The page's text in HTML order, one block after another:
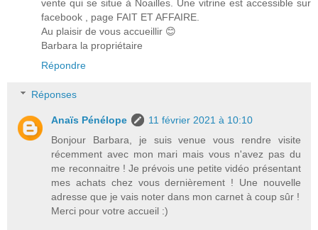
vente qui se situe à Noailles. Une vitrine est accessible sur
facebook , page FAIT ET AFFAIRE.
Au plaisir de vous accueillir 😊
Barbara la propriétaire
Répondre
Réponses
Anaïs Pénélope
11 février 2021 à 10:10
Bonjour Barbara, je suis venue vous rendre visite
récemment avec mon mari mais vous n'avez pas du
me reconnaitre ! Je prévois une petite vidéo présentant
mes achats chez vous dernièrement ! Une nouvelle
adresse que je vais noter dans mon carnet à coup sûr !
Merci pour votre accueil :)